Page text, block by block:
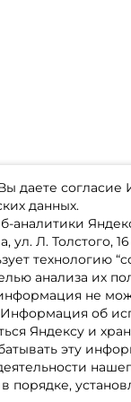
даете
данных.
аналитики
ул. Л. Толстого,
технологию
анализа их
не
об
Яндексу и
эту
порядке,
обработки